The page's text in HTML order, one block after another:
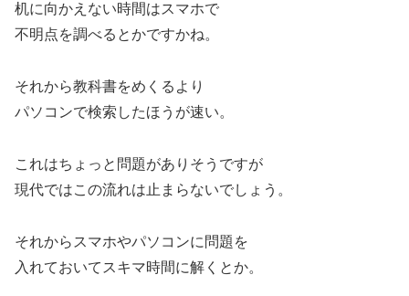
机に向かえない時間はスマホで
不明点を調べるとかですかね。
それから教科書をめくるより
パソコンで検索したほうが速い。
これはちょっと問題がありそうですが
現代ではこの流れは止まらないでしょう。
それからスマホやパソコンに問題を
入れておいてスキマ時間に解くとか。